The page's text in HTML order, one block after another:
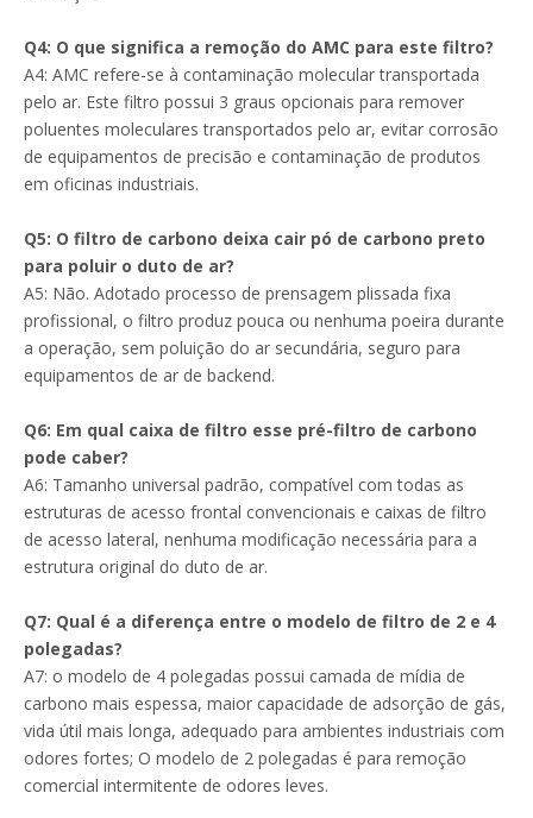
Q4: O que significa a remoção do AMC para este filtro?
A4: AMC refere-se à contaminação molecular transportada
pelo ar. Este filtro possui 3 graus opcionais para remover
poluentes moleculares transportados pelo ar, evitar corrosão
de equipamentos de precisão e contaminação de produtos
em oficinas industriais.
Q5: O filtro de carbono deixa cair pó de carbono preto
para poluir o duto de ar?
A5: Não. Adotado processo de prensagem plissada fixa
profissional, o filtro produz pouca ou nenhuma poeira durante
a operação, sem poluição do ar secundária, seguro para
equipamentos de ar de backend.
Q6: Em qual caixa de filtro esse pré-filtro de carbono
pode caber?
A6: Tamanho universal padrão, compatível com todas as
estruturas de acesso frontal convencionais e caixas de filtro
de acesso lateral, nenhuma modificação necessária para a
estrutura original do duto de ar.
Q7: Qual é a diferença entre o modelo de filtro de 2 e 4
polegadas?
A7: o modelo de 4 polegadas possui camada de mídia de
carbono mais espessa, maior capacidade de adsorção de gás,
vida útil mais longa, adequado para ambientes industriais com
odores fortes; O modelo de 2 polegadas é para remoção
comercial intermitente de odores leves.